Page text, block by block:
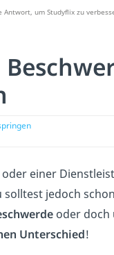
um Studyflix zu
einer
solltest jedoch
oder doch
Unterschied!